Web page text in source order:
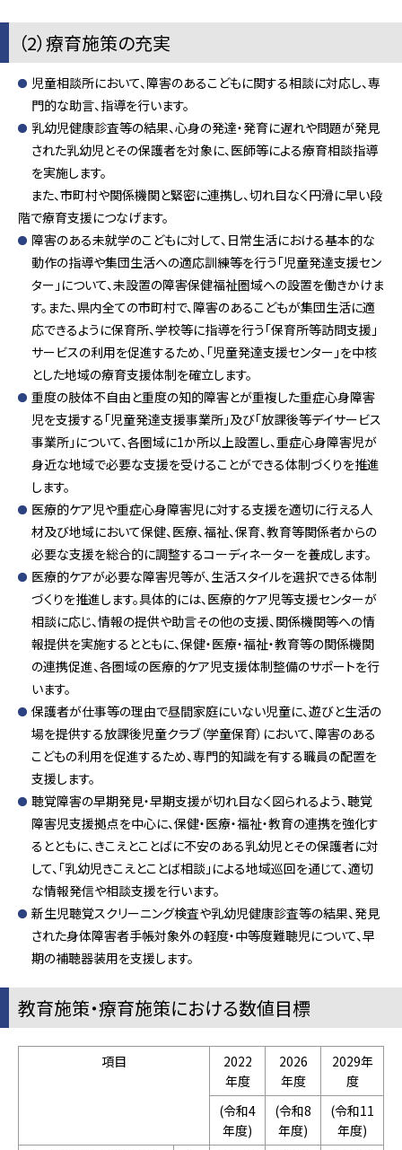
（2）療育施策の充実
児童相談所において、障害のあるこどもに関する相談に対応し、専
門的な助言、指導を行います。
乳幼児健康診査等の結果、心身の発達・発育に遅れや問題が発見
された乳幼児とその保護者を対象に、医師等による療育相談指導
を実施します。
また、市町村や関係機関と緊密に連携し、切れ目なく円滑に早い段
階で療育支援につなげます。
障害のある未就学のこどもに対して、日常生活における基本的な
動作の指導や集団生活への適応訓練等を行う「児童発達支援セン
ター」について、未設置の障害保健福祉圏域への設置を働きかけま
す。また、県内全ての市町村で、障害のあるこどもが集団生活に適
応できるように保育所、学校等に指導を行う「保育所等訪問支援」
サービスの利用を促進するため、「児童発達支援センター」を中核
とした地域の療育支援体制を確立します。
重度の肢体不自由と重度の知的障害とが重複した重症心身障害
児を支援する「児童発達支援事業所」及び「放課後等デイサービス
事業所」について、各圏域に1か所以上設置し、重症心身障害児が
身近な地域で必要な支援を受けることができる体制づくりを推進
します。
医療的ケア児や重症心身障害児に対する支援を適切に行える人
材及び地域において保健、医療、福祉、保育、教育等関係者からの
必要な支援を総合的に調整するコーディネーターを養成します。
医療的ケアが必要な障害児等が、生活スタイルを選択できる体制
づくりを推進します。具体的には、医療的ケア児等支援センターが
相談に応じ、情報の提供や助言その他の支援、関係機関等への情
報提供を実施するとともに、保健・医療・福祉・教育等の関係機関
の連携促進、各圏域の医療的ケア児支援体制整備のサポートを行
います。
保護者が仕事等の理由で昼間家庭にいない児童に、遊びと生活の
場を提供する放課後児童クラブ（学童保育）において、障害のある
こどもの利用を促進するため、専門的知識を有する職員の配置を
支援します。
聴覚障害の早期発見・早期支援が切れ目なく図られるよう、聴覚
障害児支援拠点を中心に、保健・医療・福祉・教育の連携を強化す
るとともに、きこえとことばに不安のある乳幼児とその保護者に対
して、「乳幼児きこえとことば相談」による地域巡回を通じて、適切
な情報発信や相談支援を行います。
新生児聴覚スクリーニング検査や乳幼児健康診査等の結果、発見
された身体障害者手帳対象外の軽度・中等度難聴児について、早
期の補聴器装用を支援します。
教育施策・療育施策における数値目標
項目
2022
年度
2026
年度
2029年
度
(令和4
年度)
(令和8
年度)
(令和11
年度)